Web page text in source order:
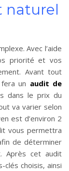
naturel
Avec l’aide
priorité et vos
Avant tout
un audit de
dans le prix du
va varier selon
est d’environ 2
vous permettra
de déterminer
Après cet audit
choisis, ainsi